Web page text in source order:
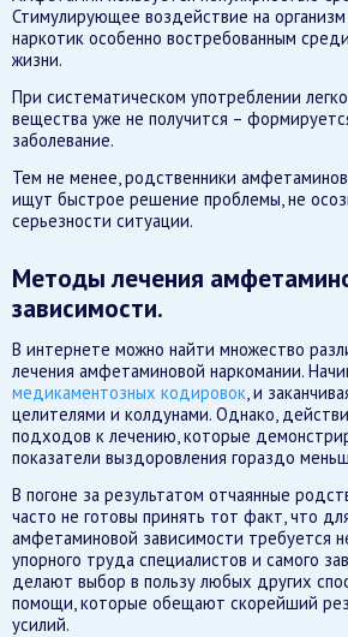
Стимулирующее воздействие на
наркотик особенно востребованным
жизни.
При систематическом употреблении
вещества уже не получится –
заболевание.
Тем не менее, родственники
ищут быстрое решение проблемы, не
серьезности ситуации.
Методы лечения
зависимости.
В интернете можно найти множество
лечения амфетаминовой наркомании.
медикаментозных кодировок , и
целителями и колдунами. Однако,
подходов к лечению, которые
показатели выздоровления гораздо
В погоне за результатом отчаянные
часто не готовы принять тот факт, что
амфетаминовой зависимости требуется
упорного труда специалистов и самого
делают выбор в пользу любых других
помощи, которые обещают скорейший
усилий.